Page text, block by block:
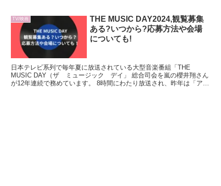
TV/映画
THE MUSIC DAY2024,観覧募集
ある?いつから?応募方法や会場
についても!
日本テレビ系列で毎年夏に放送されている大型音楽番組「THE
MUSIC DAY（ザ ミュージック デイ」 総合司会を嵐の櫻井翔さん
が12年連続で務めています。 8時間にわたり放送され、昨年は「アニ